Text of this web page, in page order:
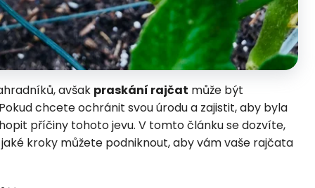
avšak praskání rajčat může být
chcete ochránit svou úrodu a zajistit, aby byla
příčiny tohoto jevu. V tomto článku se dozvíte,
kroky můžete podniknout, aby vám vaše rajčata